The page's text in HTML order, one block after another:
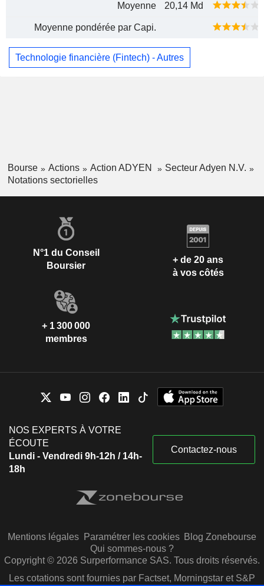
Moyenne
20,14 Md
Moyenne pondérée par Capi.
Technologie financière (Fintech) - Autres
Bourse Actions Action ADYEN
Secteur Adyen N.V.
Notations sectorielles
N°1 du Conseil
Boursier
+ de 20 ans
à vos côtés
+ 1 300 000
membres
NOS EXPERTS À VOTRE
ÉCOUTE
Lundi - Vendredi 9h-12h / 14h-
18h
Contactez-nous
Mentions légales Paramétrer les cookies Blog Zonebourse
Qui sommes-nous ?
Copyright © 2026 Surperformance SAS. Tous droits réservés.
Les cotations sont fournies par Factset, Morningstar et S&P